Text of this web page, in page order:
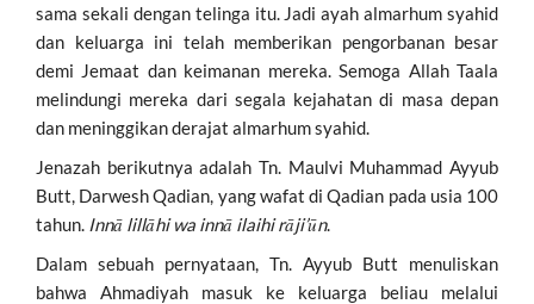
sama sekali dengan telinga itu. Jadi ayah almarhum syahid
dan keluarga ini telah memberikan pengorbanan besar
demi Jemaat dan keimanan mereka. Semoga Allah Taala
melindungi mereka dari segala kejahatan di masa depan
dan meninggikan derajat almarhum syahid.
Jenazah berikutnya adalah Tn. Maulvi Muhammad Ayyub
Butt, Darwesh Qadian, yang wafat di Qadian pada usia 100
tahun. Innā lillāhi wa innā ilaihi rāji’ūn.
Dalam sebuah pernyataan, Tn. Ayyub Butt menuliskan
bahwa Ahmadiyah masuk ke keluarga beliau melalui